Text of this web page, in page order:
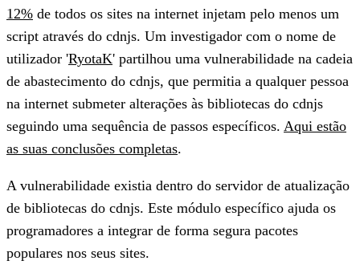
12% de todos os sites na internet injetam pelo menos um
script através do cdnjs. Um investigador com o nome de
utilizador 'RyotaK' partilhou uma vulnerabilidade na cadeia
de abastecimento do cdnjs, que permitia a qualquer pessoa
na internet submeter alterações às bibliotecas do cdnjs
seguindo uma sequência de passos específicos. Aqui estão
as suas conclusões completas.
A vulnerabilidade existia dentro do servidor de atualização
de bibliotecas do cdnjs. Este módulo específico ajuda os
programadores a integrar de forma segura pacotes
populares nos seus sites.